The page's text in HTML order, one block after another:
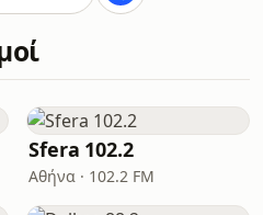
Sfera 102.2
Αθήνα · 102.2 FM